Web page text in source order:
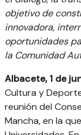
objetivo de
innovadora,
oportunidades
la Comunidad
Albacete, 1 de
Cultura y
reunión del
Mancha, en la